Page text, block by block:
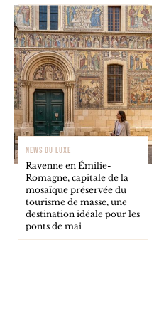
NEWS DU LUXE
Ravenne en Émilie-
Romagne, capitale de la
mosaïque préservée du
tourisme de masse, une
destination idéale pour les
ponts de mai